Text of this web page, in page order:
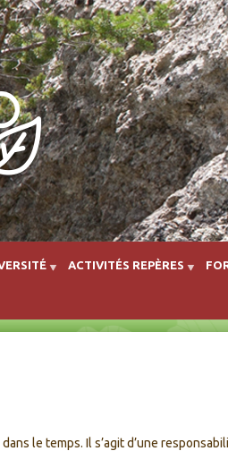
Aller au contenu principal
ACTIVITÉS REPÈRES
le temps. Il s’agit d’une